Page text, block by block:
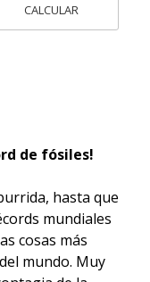
CALCULAR
de fósiles!
hasta que
mundiales
cosas más
mundo. Muy